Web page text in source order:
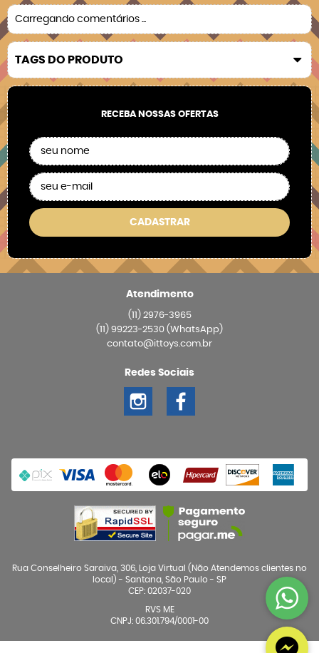
Carregando comentários ...
TAGS DO PRODUTO
RECEBA NOSSAS OFERTAS
CADASTRAR
Atendimento
(11)2976-3965
(11) 99223-2530 (WhatsApp)
contato@ittoys.com.br
Redes Sociais
Rua Conselheiro Saraiva, 306, Loja Virtual (Não Atendemos clientes no
local) - Santana, São Paulo - SP
CEP: 02037-020
RVS ME
CNPJ: 06.301.794/0001-00